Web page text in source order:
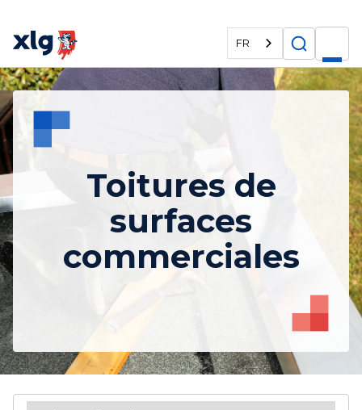
FR
Toitures de
surfaces
commerciales